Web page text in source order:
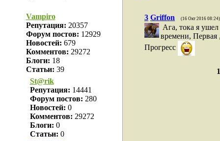
Vampiro
Репутация: 20357
Форум постов: 12929
Новостей: 679
Комментов: 29272
Блоги: 18
Статьи: 39
St@rik
Репутация: 14441
Форум постов: 280
Новостей: 0
Комментов: 29272
Блоги: 0
Статьи: 0
3 Griffon (16 Окт 2016 08:24)
Ага, тока я ушел
времени, Первая
Прогресс